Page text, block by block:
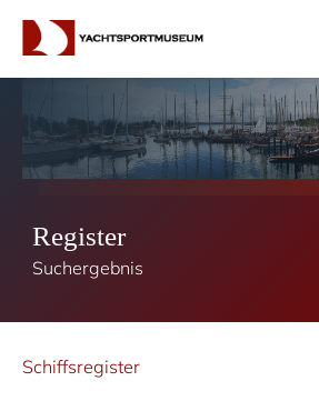
Register
Suchergebnis
Schiffsregister